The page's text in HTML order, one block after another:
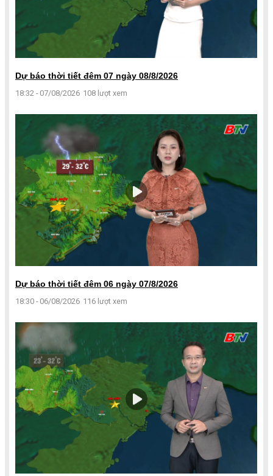
Dự báo thời tiết đêm 07 ngày 08/8/2026
18:32 - 07/08/2026 108 lượt xem
Dự báo thời tiết đêm 06 ngày 07/8/2026
18:30 - 06/08/2026 116 lượt xem